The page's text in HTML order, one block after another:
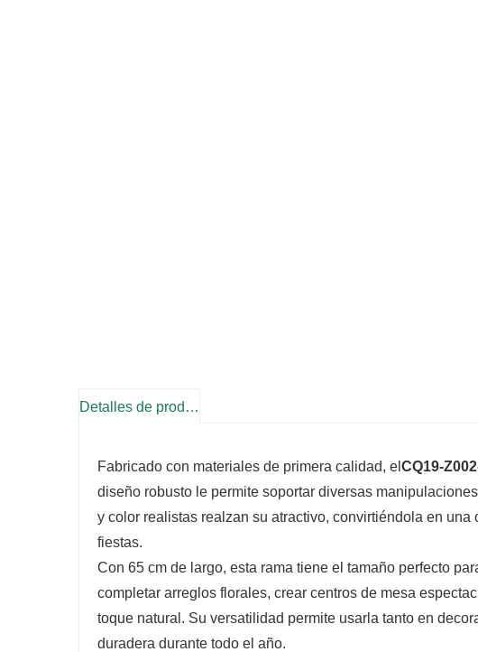
Detalles de producto
Fabricado con materiales de primera calidad, el CQ19-
diseño robusto le permite soportar diversas
y color realistas realzan su atractivo, convirtiéndola en
fiestas.
Con 65 cm de largo, esta rama tiene el tamaño perfecto
completar arreglos florales, crear centros de mesa
toque natural. Su versatilidad permite usarla tanto en
duradera durante todo el año.